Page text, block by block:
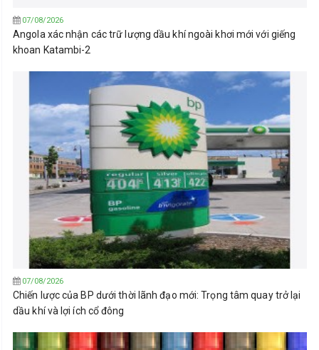
07/08/2026
Angola xác nhận các trữ lượng dầu khí ngoài khơi mới với giếng
khoan Katambi-2
07/08/2026
Chiến lược của BP dưới thời lãnh đạo mới: Trọng tâm quay trở lại
dầu khí và lợi ích cổ đông